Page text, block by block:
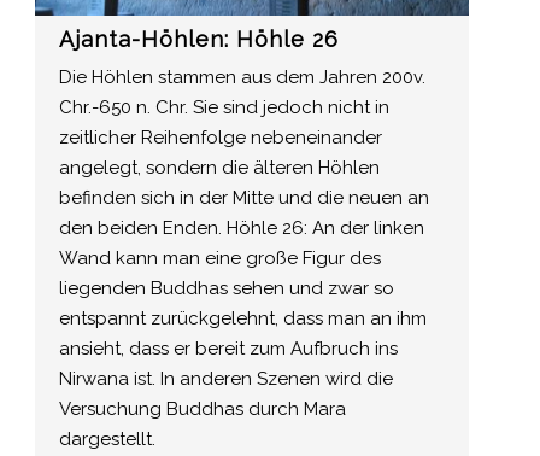
Ajanta-Höhlen: Höhle 26
Die Höhlen stammen aus dem Jahren 200v.
Chr.-650 n. Chr. Sie sind jedoch nicht in
zeitlicher Reihenfolge nebeneinander
angelegt, sondern die älteren Höhlen
befinden sich in der Mitte und die neuen an
den beiden Enden. Höhle 26: An der linken
Wand kann man eine große Figur des
liegenden Buddhas sehen und zwar so
entspannt zurückgelehnt, dass man an ihm
ansieht, dass er bereit zum Aufbruch ins
Nirwana ist. In anderen Szenen wird die
Versuchung Buddhas durch Mara
dargestellt.